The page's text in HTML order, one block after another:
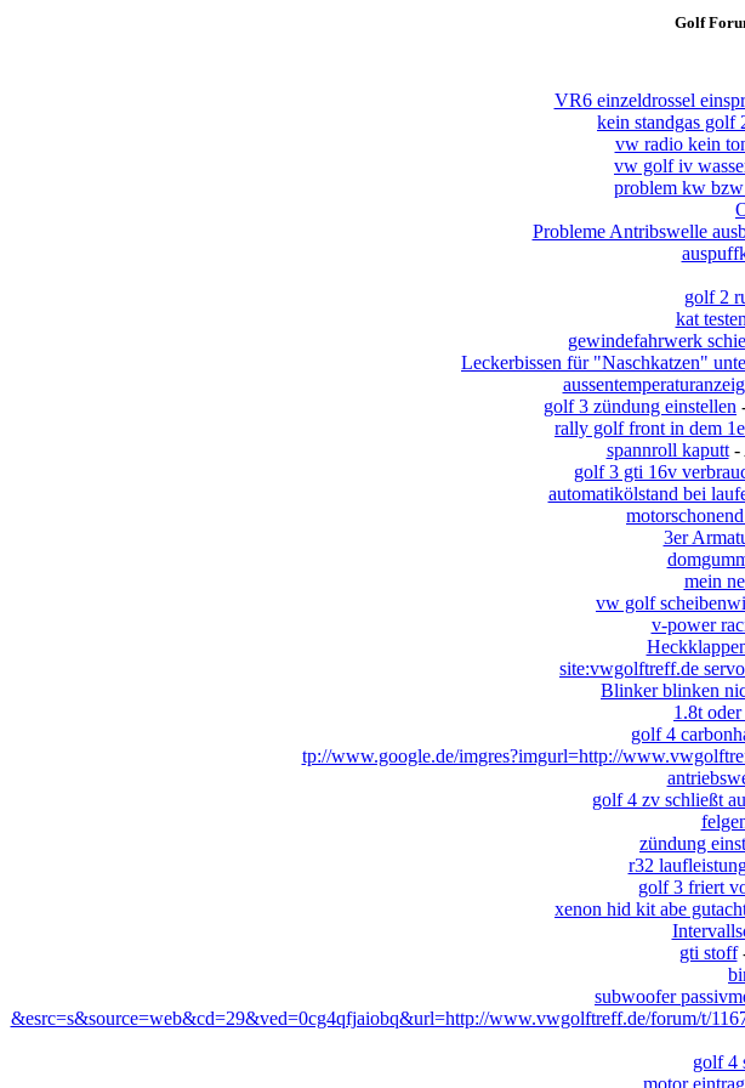
Golf
VR6 einzeldrossel
kein standgas golf
vw radio kein
vw golf iv
problem kw
Probleme Antribswelle
golf 2
kat testen
gewindefahrwerk
Leckerbissen für "Naschkatzen"
golf 3 zündung einstellen
rally golf front in dem
spannroll kaputt-
golf 3 gti 16v
automatikölstand bei
3er
mein
vw golf
v-power
site:vwgolftreff.de
Blinker blinken
1.8t
golf 4
tp://www.google.de/imgres?imgurl=http://
golf 4 zv schließt
zündung
r32
golf 3 friert
xenon hid kit abe
gti stoff
subwoofer
&esrc=s&source=web&cd=29&ved=0cg4qfjaiobq&url=http://www.vwgolftreff.de/forum/t/
golf 4
motor